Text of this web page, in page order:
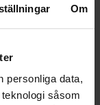
Om
personliga data,
såsom
-25 10
-26
-37 7